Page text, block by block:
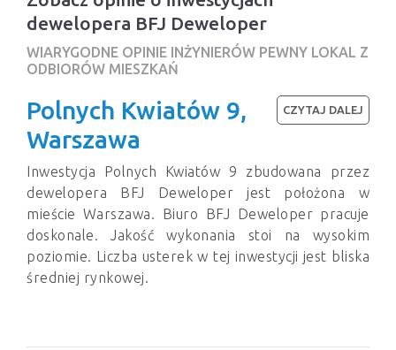
dewelopera BFJ Deweloper
WIARYGODNE OPINIE INŻYNIERÓW PEWNY LOKAL Z
ODBIORÓW MIESZKAŃ
Polnych Kwiatów 9,
Warszawa
Inwestycja Polnych Kwiatów 9 zbudowana przez
dewelopera BFJ Deweloper jest położona w
mieście Warszawa. Biuro BFJ Deweloper pracuje
doskonale. Jakość wykonania stoi na wysokim
poziomie. Liczba usterek w tej inwestycji jest bliska
średniej rynkowej.
CZYTAJ DALEJ